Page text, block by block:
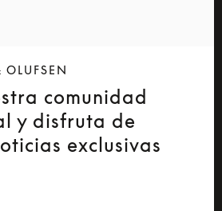
comunidad
y disfruta de
exclusivas